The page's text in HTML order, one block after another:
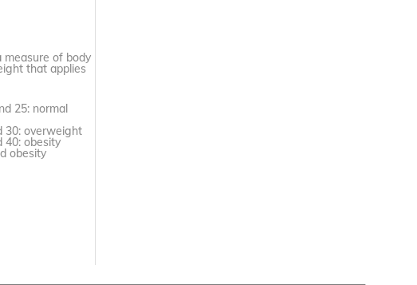
measure of body
that applies
25: normal
30: overweight
40: obesity
obesity